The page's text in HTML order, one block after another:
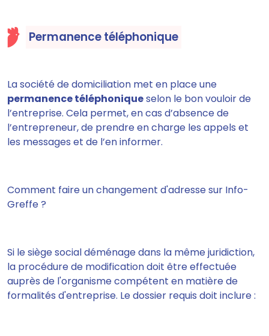
Permanence téléphonique
La société de domiciliation met en place une
permanence téléphoniqueselon le bon vouloir de
l’entreprise. Cela permet, en cas d’absence de
l’entrepreneur, de prendre en charge les appels et
les messages et de l’en informer.
Comment faire un changement d'adresse sur Info-
Greffe ?
Si le siège social déménage dans la même juridiction,
la procédure de modification doit être effectuée
auprès de l'organisme compétent en matière de
formalités d'entreprise. Le dossier requis doit inclure :